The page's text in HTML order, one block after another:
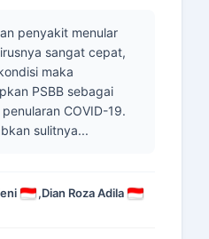
penyakit menular
sangat cepat,
maka
PSBB sebagai
COVID-19.
sulitnya...
,Dian Roza Adila